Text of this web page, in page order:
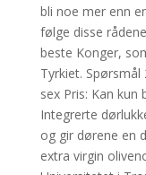
bli noe mer enn
følge disse
beste Konger,
Tyrkiet.
sex Pris: Kan kun
Integrerte
og gir dørene en
extra virgin